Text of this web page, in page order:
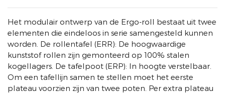
Het modulair ontwerp van de Ergo-roll bestaat uit twee
elementen die eindeloos in serie samengesteld kunnen
worden. De rollentafel (ERR): De hoogwaardige
kunststof rollen zijn gemonteerd op 100% stalen
kogellagers. De tafelpoot (ERP): In hoogte verstelbaar.
Om een tafellijn samen te stellen moet het eerste
plateau voorzien zijn van twee poten. Per extra plateau